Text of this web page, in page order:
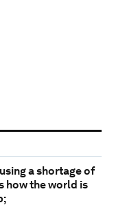
a shortage of
how the world is